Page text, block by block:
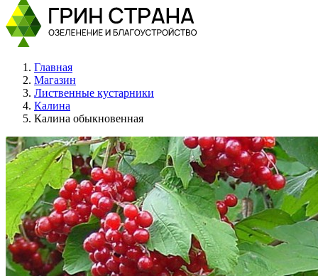
Главная
Магазин
Лиственные кустарники
Калина
Калина обыкновенная